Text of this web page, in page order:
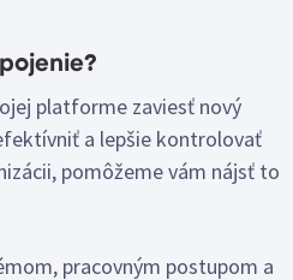
platforme zaviesť nový
a lepšie kontrolovať
pomôžeme vám nájsť to
pracovným postupom a